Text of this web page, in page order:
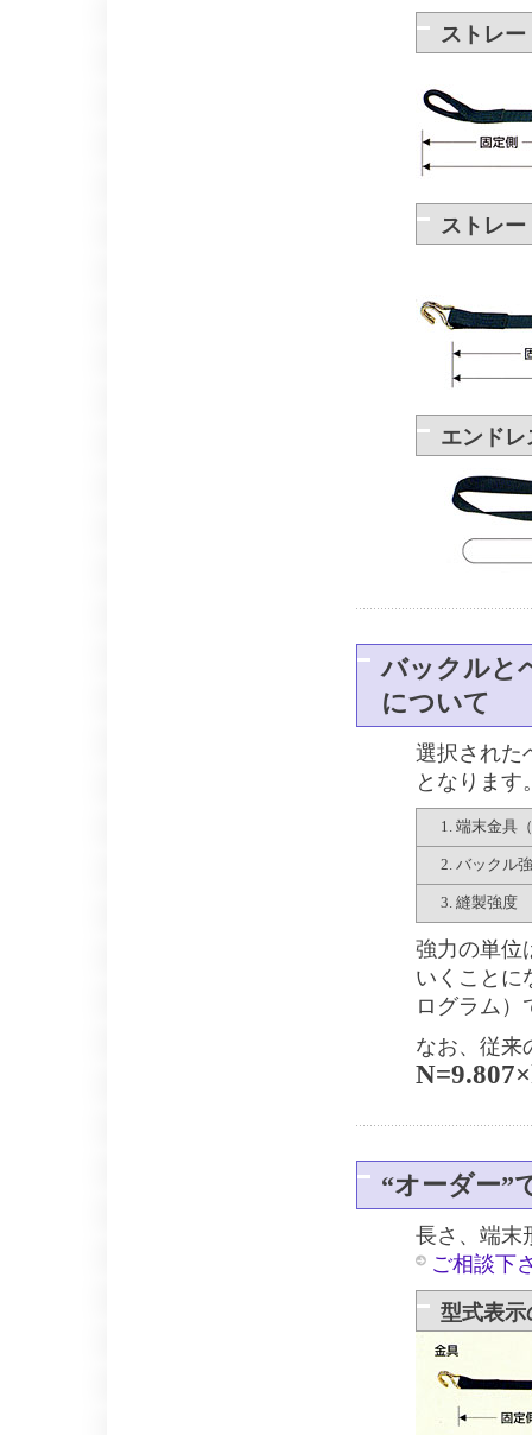
ストレ
ストレ
エンドレ
バックルと
について
選択された
となります
1. 端末金具
2. バックル
3. 縫製強度
強力の単位
いくことに
ログラム）
なお、従
“オーダー”
長さ、端末
ご相談下
型式表示